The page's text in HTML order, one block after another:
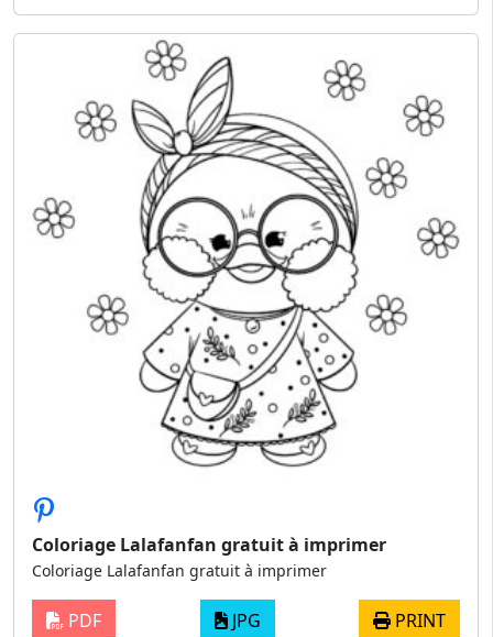
Coloriage Lalafanfan gratuit à imprimer
Coloriage Lalafanfan gratuit à imprimer
PDF JPG PRINT